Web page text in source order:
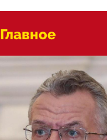
Главное